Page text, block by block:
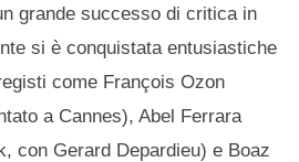
grande successo di critica in
si è conquistata entusiastiche
come François Ozon
a Cannes), Abel Ferrara
con Gerard Depardieu) e Boaz